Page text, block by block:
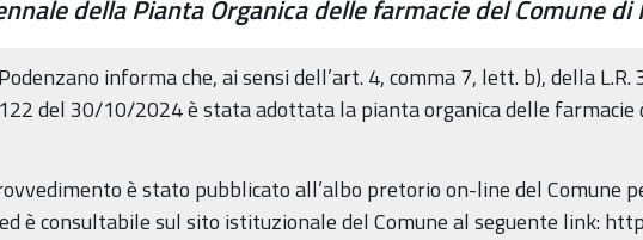
della Pianta Organica delle farmacie del Comune di
informa che, ai sensi dell’art. 4, comma 7, lett. b), della
del 30/10/2024 è stata adottata la pianta organica delle
è stato pubblicato all’albo pretorio on-line del Comune
è consultabile sul sito istituzionale del Comune al seguente link: